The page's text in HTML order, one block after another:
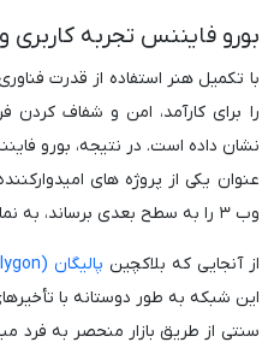
بورو فایننس تجربه کاربری وب ۳ را ارتقا می
با تکمیل هنر استفاده از قدرت
نشان داده است. در نتیجه، بورو
وب ۳ را به سطح بعدی برساند، به نمایش می گذارد.
از آنجایی که بلاکچین پالیگان (Polygon)
این شبکه به طور دوستانه با